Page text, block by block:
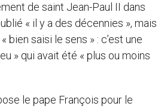
de saint Jean-Paul II dans
« il y a des décennies », mais
bien saisi le sens » : c’est une
» qui avait été « plus ou moins
le pape François pour le